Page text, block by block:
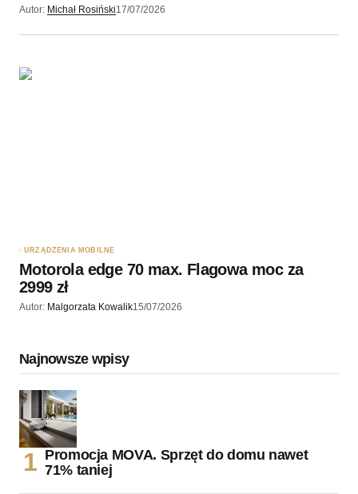
Autor: Michał Rosiński17/07/2026
URZĄDZENIA MOBILNE
Motorola edge 70 max. Flagowa moc za
2999 zł
Autor: Malgorzata Kowalik15/07/2026
Najnowsze wpisy
Promocja MOVA. Sprzęt do domu nawet
71% taniej